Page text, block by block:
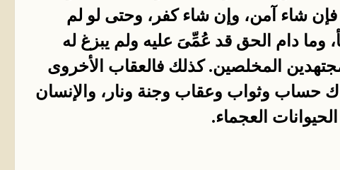
فإن شاء آمن، وإن شاء كفر، وحتى لو لم
وما دام الحق قد عُمِّىَ عليه ولم يبزغ له
المخلصين. كذلك فالعقاب الأخروى
حساب وثواب وعقاب وجنة ونار، والإنسان
العجماء.